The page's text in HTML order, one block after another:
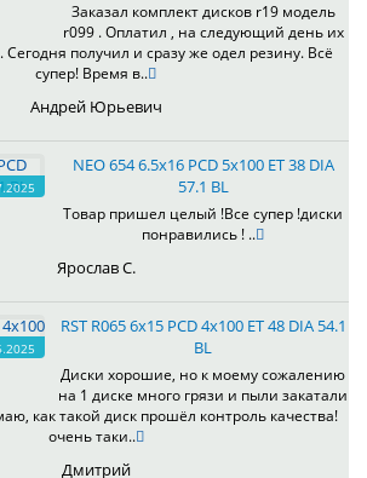
Заказал комплект дисков r19 модель
r099 . Оплатил , на следующий день их
получил и сразу же одел резину. Всё
супер! Время в..
Андрей Юрьевич
NEO 654 6.5x16 PCD 5x100 ET 38 DIA
57.1 BL
Товар пришел целый !Все супер !диски
понравились ! ..
Ярослав С.
RST R065 6x15 PCD 4x100 ET 48 DIA 54.1
BL
Диски хорошие, но к моему сожалению
на 1 диске много грязи и пыли закатали
как такой диск прошёл контроль качества!
очень таки..
Дмитрий